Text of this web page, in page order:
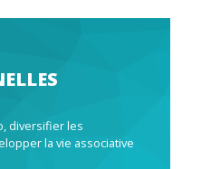
diversifier les
la vie associative